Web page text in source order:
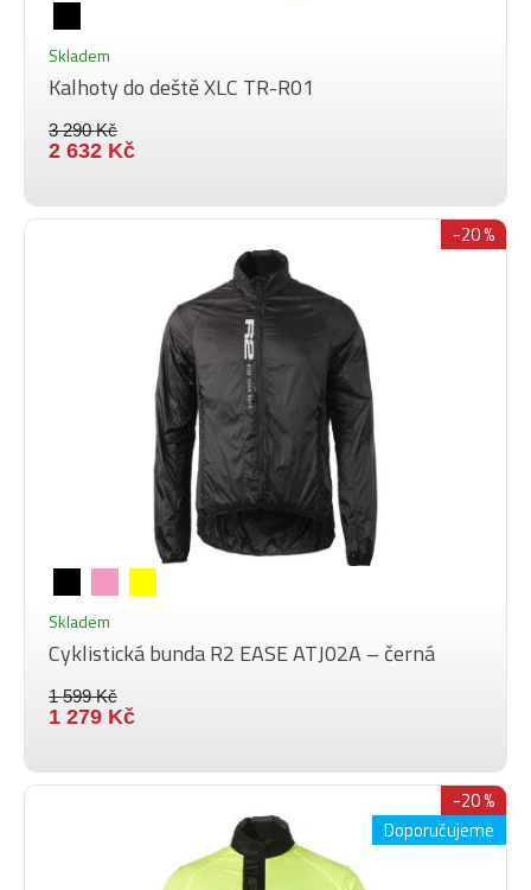
Skladem
Kalhoty do deště XLC TR-R01
3 290 Kč
2 632 Kč
-20 %
Skladem
Cyklistická bunda R2 EASE ATJ02A – černá
1 599 Kč
1 279 Kč
Doporučujeme
-20 %